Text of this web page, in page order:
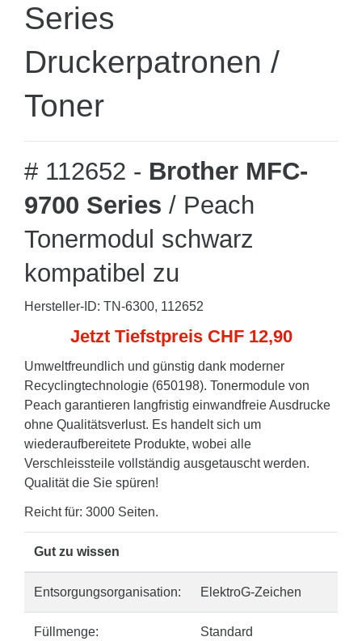
Series
Druckerpatronen /
Toner
# 112652 - Brother MFC-
9700 Series / Peach
Tonermodul schwarz
kompatibel zu
Hersteller-ID: TN-6300, 112652
Jetzt Tiefstpreis CHF 12,90
Umweltfreundlich und günstig dank moderner
Recyclingtechnologie (650198). Tonermodule von
Peach garantieren langfristig einwandfreie Ausdrucke
ohne Qualitätsverlust. Es handelt sich um
wiederaufbereitete Produkte, wobei alle
Verschleissteile vollständig ausgetauscht werden.
Qualität die Sie spüren!
Reicht für: 3000 Seiten.
Gut zu wissen
Entsorgungsorganisation: ElektroG-Zeichen
Füllmenge: Standard